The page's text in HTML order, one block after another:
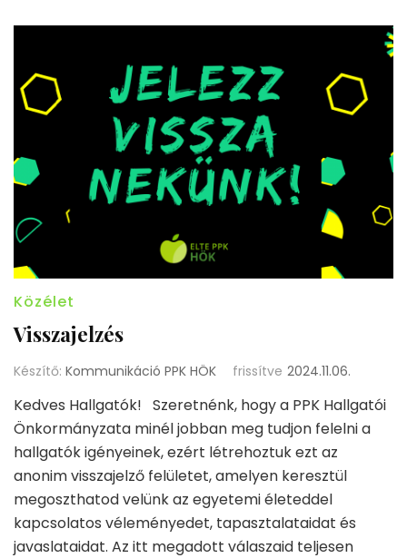
Közélet
Visszajelzés
Készítő: Kommunikáció PPK HÖK frissítve 2024.11.06.
Kedves Hallgatók! Szeretnénk, hogy a PPK Hallgatói
Önkormányzata minél jobban meg tudjon felelni a
hallgatók igényeinek, ezért létrehoztuk ezt az
anonim visszajelző felületet, amelyen keresztül
megoszthatod velünk az egyetemi életeddel
kapcsolatos véleményedet, tapasztalataidat és
javaslataidat. Az itt megadott válaszaid teljesen